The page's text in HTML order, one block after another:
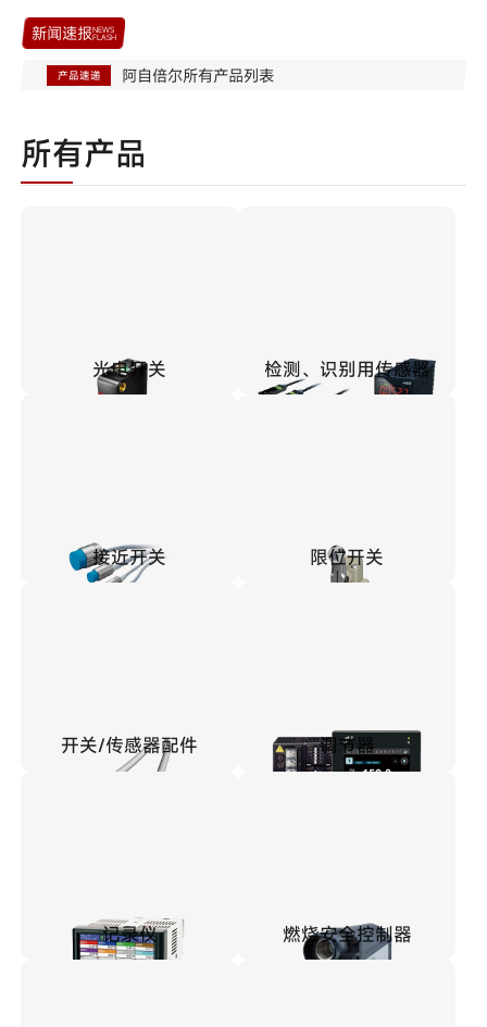
新闻速报NEWS
FLASH
公司动态 致客户与合作伙伴：阿自倍尔业务整合说明
产品速递 阿自倍尔所有产品列表
所有产品
光电开关 检测、识别用传感器
接近开关 限位开关
开关/传感器配件 调节器
记录仪 燃烧安全控制器